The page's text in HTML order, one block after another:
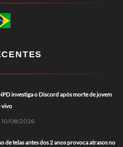
investiga o Discord após morte de jovem
vivo
10/08/2026
de telas antes dos 2 anos provoca atrasos no